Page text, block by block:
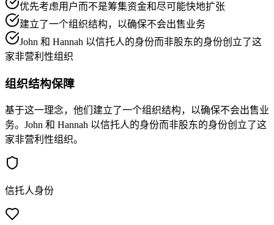
优先考虑用户而不是筹集资金和尽可能快地扩张
建立了一个组织结构，以确保不会出售业务
John 和 Hannah 以信托人的身份而非股东的身份创立了这
家非营利性组织
组织结构保障
基于这一理念，他们建立了一个组织结构，以确保不会出售业
务。John 和 Hannah 以信托人的身份而非股东的身份创立了这
家非营利性组织。
信托人身份